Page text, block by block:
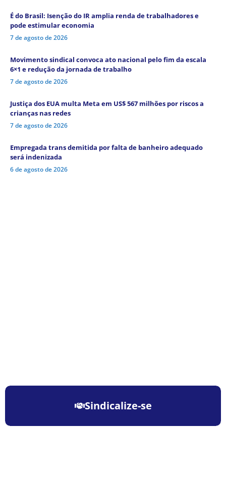
É do Brasil: Isenção do IR amplia renda de trabalhadores e
pode estimular economia
7 de agosto de 2026
Movimento sindical convoca ato nacional pelo fim da escala
6×1 e redução da jornada de trabalho
7 de agosto de 2026
Justiça dos EUA multa Meta em US$ 567 milhões por riscos a
crianças nas redes
7 de agosto de 2026
Empregada trans demitida por falta de banheiro adequado
será indenizada
6 de agosto de 2026
Sindicalize-se